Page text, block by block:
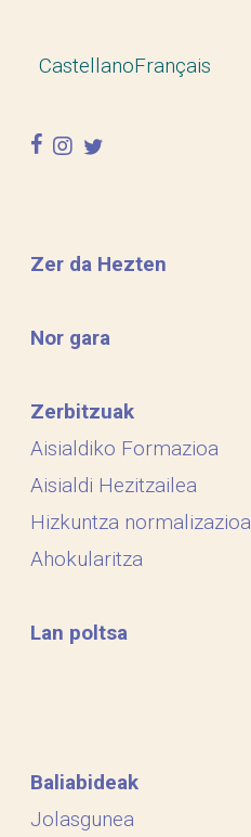
CastellanoFrançais
facebook
instagram
twitter
Zer da Hezten
Nor gara
Zerbitzuak
Aisialdiko Formazioa
Aisialdi Hezitzailea
Hizkuntza normalizazioa
Ahokularitza
Lan poltsa
Baliabideak
Jolasgunea